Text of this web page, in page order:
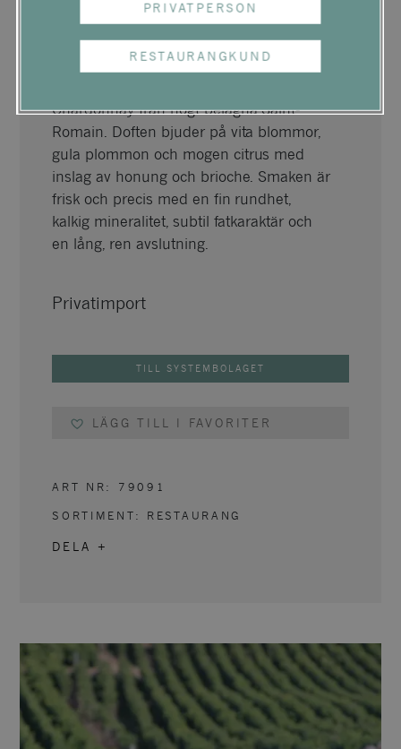
JOSEPH DROUHIN
SAINT ROMAIN
Chardonnay från högt belägna Saint-
Romain. Doften bjuder på vita blommor,
gula plommon och mogen citrus med
inslag av honung och brioche. Smaken är
frisk och precis med en fin rundhet,
kalkig mineralitet, subtil fatkaraktär och
en lång, ren avslutning.
Privatimport
TILL SYSTEMBOLAGET
LÄGG TILL I FAVORITER
ART NR: 79091
SORTIMENT: RESTAURANG
DELA +
PRIVATPERSON
RESTAURANGKUND